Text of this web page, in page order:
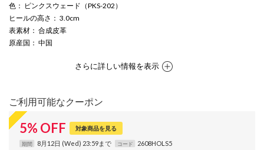
色 ： ピンクスウェード（PKS-202）
ヒールの高さ ： 3.0cm
表素材 ： 合成皮革
原産国 ： 中国
さらに詳しい情報を表示
ご利用可能なクーポン
5% OFF 対象商品を見る
期間 8月12日 (Wed) 23:59まで コード
2608HOLS5